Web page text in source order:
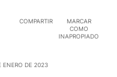
COMPARTIR
MARCAR
COMO
INAPROPIADO
ENERO DE 2023